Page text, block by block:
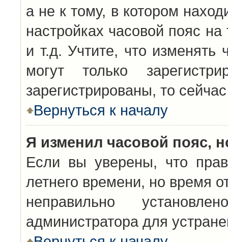
а не к тому, в котором
настройках часовой пояс
и т.д. Учтите, что изменять
могут только
зарегистрированы, то
Вернуться к началу
Я изменил часовой пояс,
Если вы уверены, что
летнего времени, но время
неправильно
администратора для